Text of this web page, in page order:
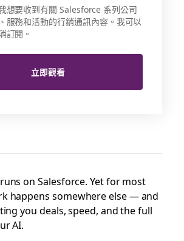
想要收到有關 Salesforce 系列公司
服務和活動的行銷通訊內容。我可以
訂閱。
立即觀看
on Salesforce. Yet for most
happens somewhere else — and
you deals, speed, and the full
AI.